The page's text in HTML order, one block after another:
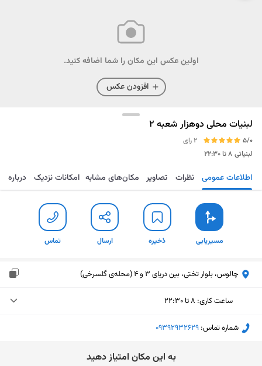
اولین عکس این مکان را شما اضافه کنید.
افزودن عکس
لبنیات محلی دوهزار شعبه 2
5/0
2 رای
لبنیاتی ۸ تا ۲۲:۳۰
مسیریابی ذخیره ارسال تماس اطلاعات عمومی نظرات تصاویر مکان‌های مشابه امکانات نزدیک درباره
مسیریابی ذخیره ارسال تماس
چالوس، بلوار تختی، بین دریای 3 و 4 (محله‌ی گلسرخی)
ساعت کاری: ۸ تا ۲۲:۳۰
سه‌شنبه (امروز)
شماره تماس: ‎09392932629
ﺑﻪ اﯾﻦ ﻣﮑﺎن اﻣﺘﯿﺎز دﻫﯿﺪ